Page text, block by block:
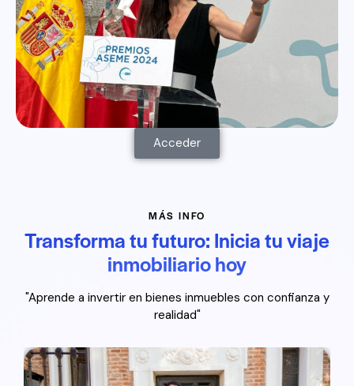
Acceder
MÁS INFO
Transforma tu futuro: Inicia tu viaje
inmobiliario hoy
"Aprende a invertir en bienes inmuebles con confianza y
realidad"